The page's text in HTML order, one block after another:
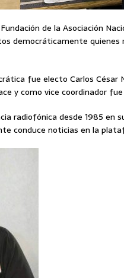
de la Asociación
democráticamente quienes
fue electo Carlos César
y como vice coordinador
radiofónica desde 1985 en
conduce noticias en la